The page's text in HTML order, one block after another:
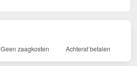
Geen zaagkosten Achteraf betalen